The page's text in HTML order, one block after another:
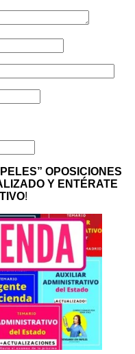
OPOSICIONES
Y ENTÉRATE
!